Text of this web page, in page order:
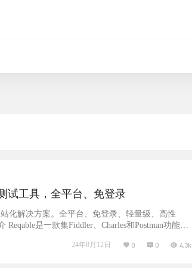
试工具，全平台、免登录
化解决方案。全平台、免登录、轻量级、高性
是一款集Fiddler、Charles和Postman功能于
用方面表现出极佳的性能。 Reqable提供免费的社
24年8月12日 0 0 4.3k